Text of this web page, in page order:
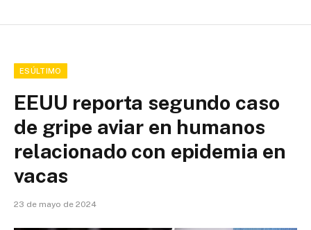
ESÚLTIMO
EEUU reporta segundo caso
de gripe aviar en humanos
relacionado con epidemia en
vacas
23 de mayo de 2024